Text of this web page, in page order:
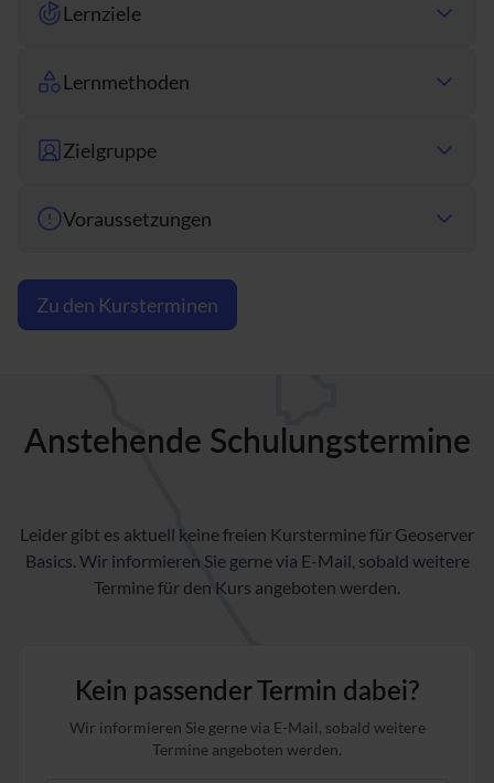
Lernziele
Lernmethoden
Zielgruppe
Voraussetzungen
Zu den Kursterminen
Anstehende Schulungstermine
Leider gibt es aktuell keine freien Kurstermine für Geoserver
Basics. Wir informieren Sie gerne via E-Mail, sobald weitere
Termine für den Kurs angeboten werden.
Kein passender Termin dabei?
Wir informieren Sie gerne via E-Mail, sobald weitere
Termine angeboten werden.